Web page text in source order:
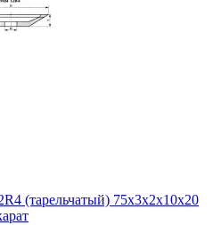
(тарельчатый) 75х3х2х10х20